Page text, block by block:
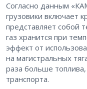
Согласно данным
грузовики включает
представляет собой
газ хранится при
эффект от
на магистральных
раза больше
транспорта.